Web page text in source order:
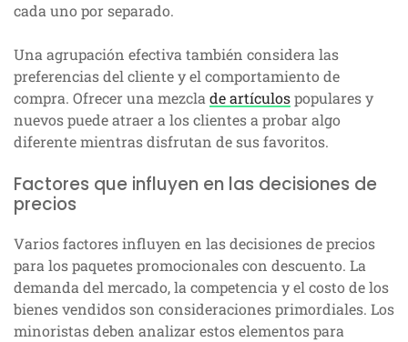
cada uno por separado.
Una agrupación efectiva también considera las
preferencias del cliente y el comportamiento de
compra. Ofrecer una mezclade artículospopulares y
nuevos puede atraer a los clientes a probar algo
diferente mientras disfrutan de sus favoritos.
Factores que influyen en las decisiones de
precios
Varios factores influyen en las decisiones de precios
para los paquetes promocionales con descuento. La
demanda del mercado, la competencia y el costo de los
bienes vendidos son consideraciones primordiales. Los
minoristas deben analizar estos elementos para